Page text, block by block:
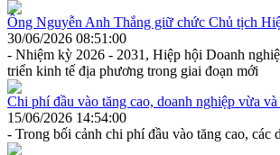
Ông Nguyễn Anh Thắng giữ chức Chủ tịch
30/06/2026 08:51:00
- Nhiệm kỳ 2026 - 2031, Hiệp hội Doanh
triển kinh tế địa phương trong giai đoạn mới
Chi phí đầu vào tăng cao, doanh nghiệp vừa
15/06/2026 14:54:00
- Trong bối cảnh chi phí đầu vào tăng cao,